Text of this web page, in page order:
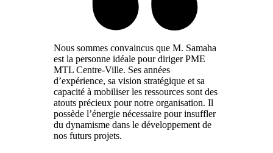
Nous sommes convaincus que M. Samaha
est la personne idéale pour diriger PME
MTL Centre-Ville. Ses années
d’expérience, sa vision stratégique et sa
capacité à mobiliser les ressources sont des
atouts précieux pour notre organisation. Il
possède l’énergie nécessaire pour insuffler
du dynamisme dans le développement de
nos futurs projets.